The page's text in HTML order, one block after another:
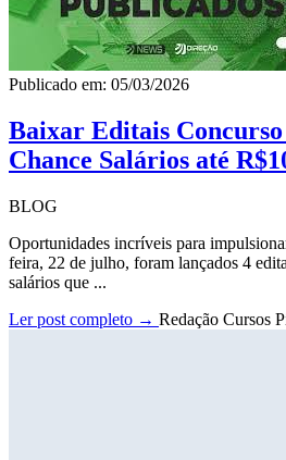
Publicado em: 05/03/2026
Baixar Editais
Chance Salários até
BLOG
Oportunidades incríveis para
feira, 22 de julho, foram lançados 4
salários que ...
Ler post completo → Redação Cursos